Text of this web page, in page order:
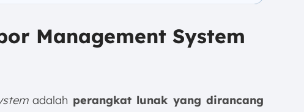
Management System
adalah perangkat lunak yang dirancang